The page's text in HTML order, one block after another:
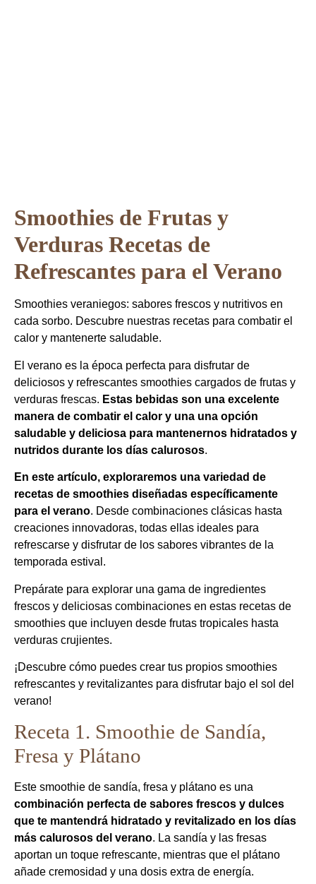
Smoothies de Frutas y
Verduras Recetas de
Refrescantes para el Verano
Smoothies veraniegos: sabores frescos y nutritivos en
cada sorbo. Descubre nuestras recetas para combatir el
calor y mantenerte saludable.
El verano es la época perfecta para disfrutar de
deliciosos y refrescantes smoothies cargados de frutas y
verduras frescas. Estas bebidas son una excelente
manera de combatir el calor y una una opción
saludable y deliciosa para mantenernos hidratados y
nutridos durante los días calurosos.
En este artículo, exploraremos una variedad de
recetas de smoothies diseñadas específicamente
para el verano. Desde combinaciones clásicas hasta
creaciones innovadoras, todas ellas ideales para
refrescarse y disfrutar de los sabores vibrantes de la
temporada estival.
Prepárate para explorar una gama de ingredientes
frescos y deliciosas combinaciones en estas recetas de
smoothies que incluyen desde frutas tropicales hasta
verduras crujientes.
¡Descubre cómo puedes crear tus propios smoothies
refrescantes y revitalizantes para disfrutar bajo el sol del
verano!
Receta 1. Smoothie de Sandía,
Fresa y Plátano
Este smoothie de sandía, fresa y plátano es una
combinación perfecta de sabores frescos y dulces
que te mantendrá hidratado y revitalizado en los días
más calurosos del verano. La sandía y las fresas
aportan un toque refrescante, mientras que el plátano
añade cremosidad y una dosis extra de energía.